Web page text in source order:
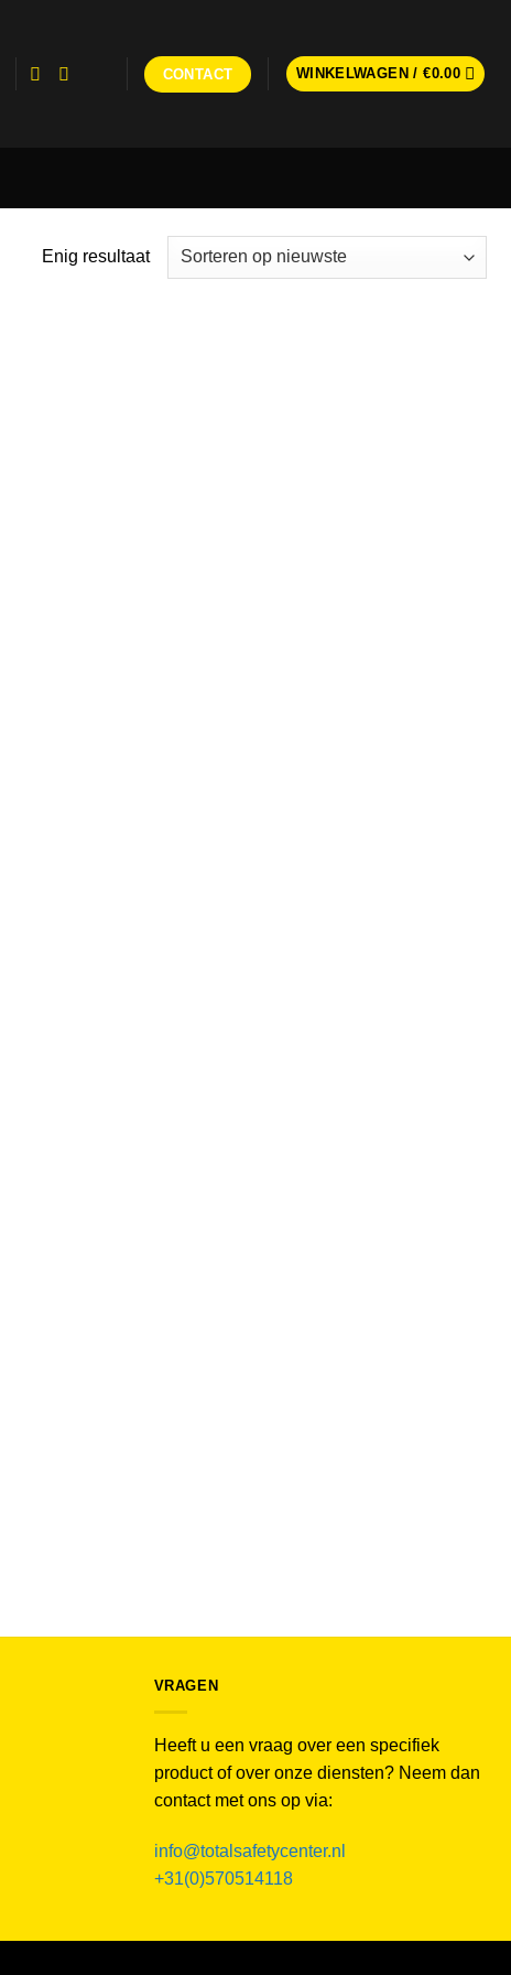
CONTACT WINKELWAGEN /€0.00
Enig resultaat
VRAGEN
Heeft u een vraag over een specifiek
product of over onze diensten? Neem dan
contact met ons op via:
info@totalsafetycenter.nl
+31(0)570514118